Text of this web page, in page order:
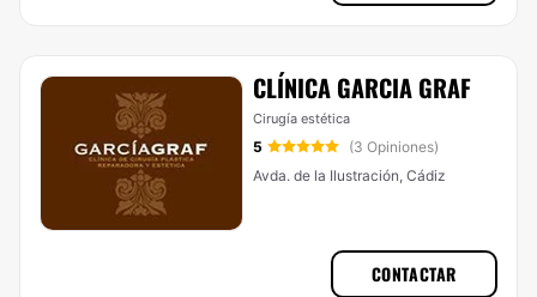
CLÍNICA GARCIA GRAF
Cirugía estética
5
(3 Opiniones)
Avda. de la Ilustración, Cádiz
CONTACTAR